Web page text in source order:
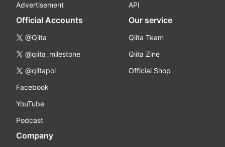
Advertisement
API
Official Accounts
@Qiita
@qiita_milestone
@qiitapoi
Facebook
YouTube
Podcast
Our service
Qiita Team
Qiita Zine
Official Shop
Company